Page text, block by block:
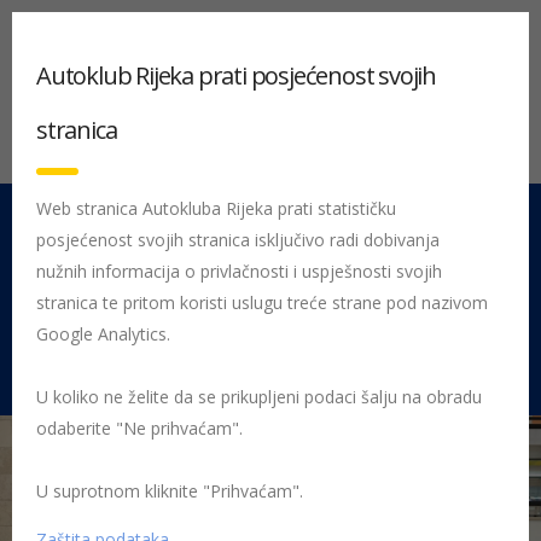
051 212 442 Centrala
Pon - Pet 08:00 - 16:00
Rujevica 9/1, 51000 Rijeka
Početna Posljednje objavljene novosti
Autoklub Rijeka prati posjećenost svojih
stranica
Web stranica Autokluba Rijeka prati statističku
posjećenost svojih stranica isključivo radi dobivanja
nužnih informacija o privlačnosti i uspješnosti svojih
stranica te pritom koristi uslugu treće strane pod nazivom
Google Analytics.
U koliko ne želite da se prikupljeni podaci šalju na obradu
odaberite "Ne prihvaćam".
U suprotnom kliknite "Prihvaćam".